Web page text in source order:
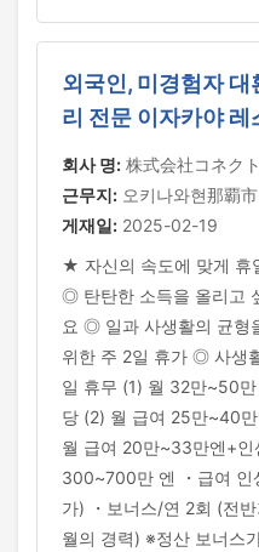
외국인, 미경험자
리 전문 이자카야
회사 명: 株式会社コネクト
근무지: 오키나와현那覇市
게재일: 2025-02-19
★ 자신의 속도에 맞게 휴
◎ 탄탄한 소득을 올리고
요 ◎ 일과 사생활의 균형
위한 주 2일 휴가 ◎ 사생
일 휴무 (1) 월 32만~50
당 (2) 월 급여 25만~40
월 급여 20만~33만엔+인
300~700만 엔 ・급여 인
가) ・보너스/연 2회 (전
월의 경력) ※정산 보너스